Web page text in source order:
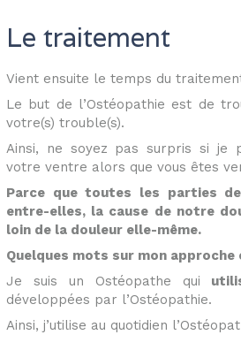
Le traitement
Vient ensuite le temps du
Le but de l’Ostéopathie est de
votre(s) trouble(s).
Ainsi, ne soyez pas surpris si je
votre ventre alors que vous êtes
Parce que toutes les parties
entre-elles, la cause de notre
loin de la douleur elle-même.
Quelques mots sur mon
Je suis un Ostéopathe qui
développées par l’Ostéopathie.
Ainsi, j’utilise au quotidien